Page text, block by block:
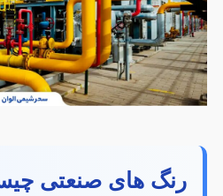
رنگ های صنعتی